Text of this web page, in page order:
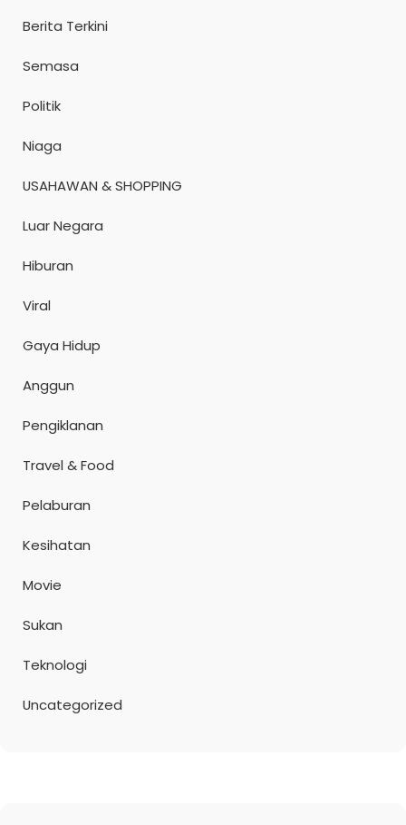
Berita Terkini
Semasa
Politik
Niaga
USAHAWAN & SHOPPING
Luar Negara
Hiburan
Viral
Gaya Hidup
Anggun
Pengiklanan
Travel & Food
Pelaburan
Kesihatan
Movie
Sukan
Teknologi
Uncategorized